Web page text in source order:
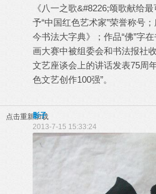
《八一之歌&#8226;颂歌献给
予“中国红色艺术家”荣誉称号
今书法大字典》；作品“佛”字
画大赛中被组委会和书法报社
文艺座谈会上的讲话发表75周
色文艺创作100强”。
点击重新加载
影子
2013-7-15 15:33:24